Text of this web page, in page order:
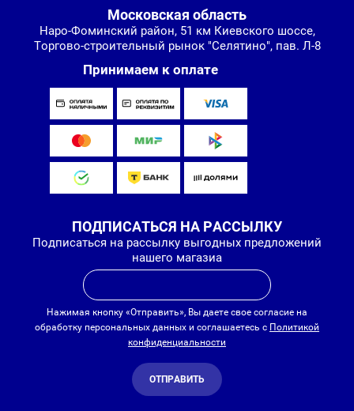
Московская область
Наро-Фоминский район, 51 км Киевского шоссе,
Торгово-строительный рынок "Селятино", пав. Л-8
Принимаем к оплате
ПОДПИСАТЬСЯ НА РАССЫЛКУ
Подписаться на рассылку выгодных предложений
нашего магазиа
Нажимая кнопку «Отправить», Вы даете свое согласие на
обработку персональных данных и соглашаетесь с Политикой
конфиденциальности
ОТПРАВИТЬ